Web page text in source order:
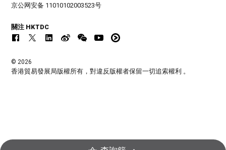
京公网安备 11010102003523号
關注 HKTDC
© 2026
香港貿易發展局版權所有，對違反版權者保留一切追索權利 。